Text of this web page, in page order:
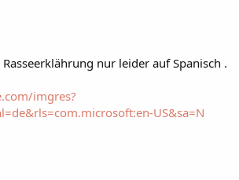
nur leider auf Spanisch .
imgres?
US&sa=N